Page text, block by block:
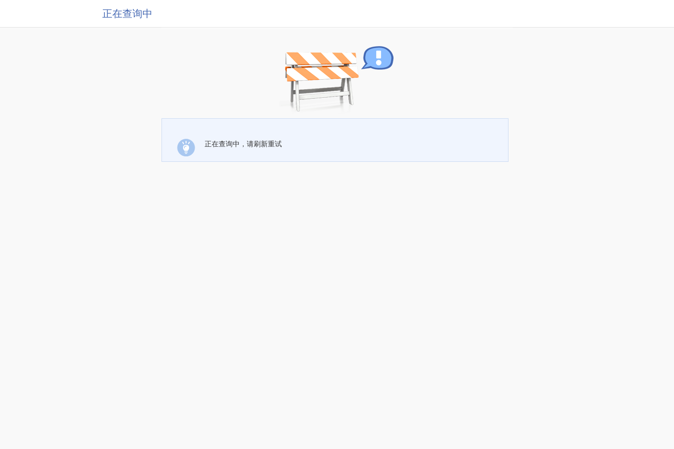
正在查询中
正在查询中，请刷新重试